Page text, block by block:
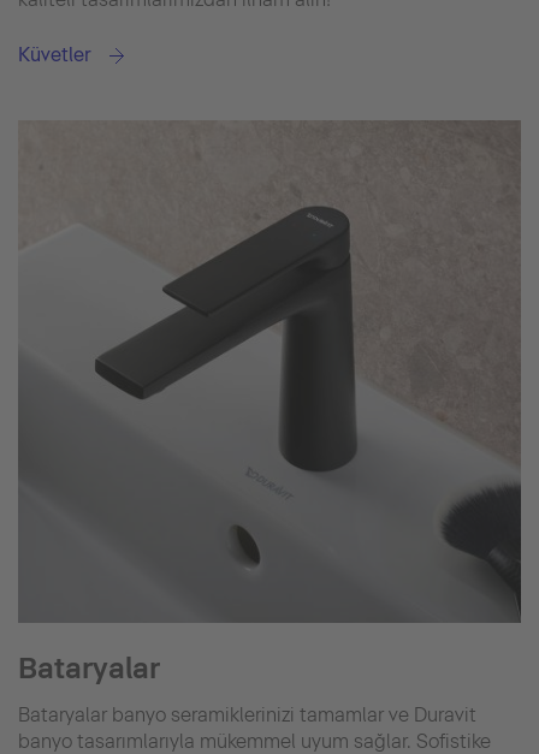
Küvetler
Bataryalar
Bataryalar banyo seramiklerinizi tamamlar ve Duravit
banyo tasarımlarıyla mükemmel uyum sağlar. Sofistike